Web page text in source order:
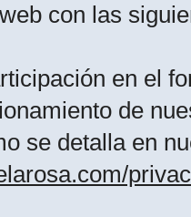
con las
en el
de
se detalla en